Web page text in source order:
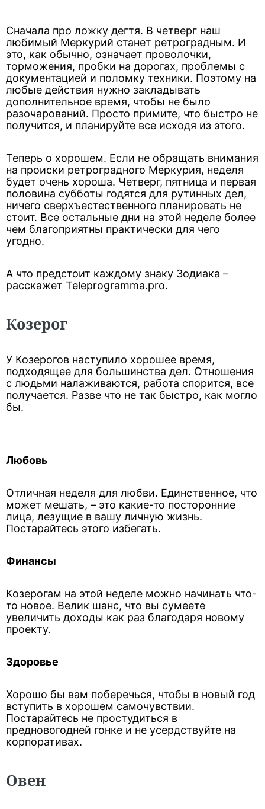
Сначала про ложку дегтя. В четверг наш
любимый Меркурий станет ретроградным. И
это, как обычно, означает проволочки,
торможения, пробки на дорогах, проблемы с
документацией и поломку техники. Поэтому на
любые действия нужно закладывать
дополнительное время, чтобы не было
разочарований. Просто примите, что быстро не
получится, и планируйте все исходя из этого.
Теперь о хорошем. Если не обращать внимания
на происки ретроградного Меркурия, неделя
будет очень хороша. Четверг, пятница и первая
половина субботы годятся для рутинных дел,
ничего сверхъестественного планировать не
стоит. Все остальные дни на этой неделе более
чем благоприятны практически для чего
угодно.
А что предстоит каждому знаку Зодиака –
расскажет Teleprogramma.pro.
Козерог
У Козерогов наступило хорошее время,
подходящее для большинства дел. Отношения
с людьми налаживаются, работа спорится, все
получается. Разве что не так быстро, как могло
бы.
Любовь
Отличная неделя для любви. Единственное, что
может мешать, – это какие-то посторонние
лица, лезущие в вашу личную жизнь.
Постарайтесь этого избегать.
Финансы
Козерогам на этой неделе можно начинать что-
то новое. Велик шанс, что вы сумеете
увеличить доходы как раз благодаря новому
проекту.
Здоровье
Хорошо бы вам поберечься, чтобы в новый год
вступить в хорошем самочувствии.
Постарайтесь не простудиться в
предновогодней гонке и не усердствуйте на
корпоративах.
Овен